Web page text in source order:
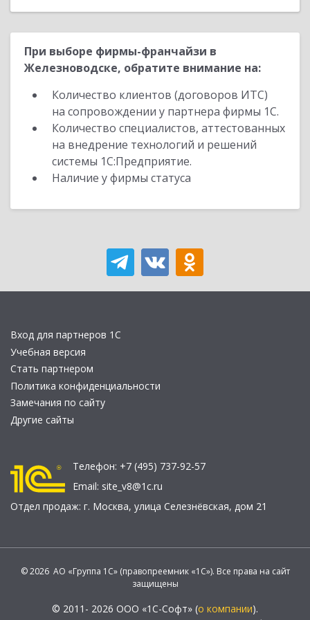
При выборе фирмы-франчайзи в
Железноводске, обратите внимание на:
Количество клиентов (договоров ИТС)
на сопровождении у партнера фирмы 1С.
Количество специалистов, аттестованных
на внедрение технологий и решений
системы 1С:Предприятие.
Наличие у фирмы статуса
Вход для партнеров 1С
Учебная версия
Стать партнером
Политика конфиденциальности
Замечания по сайту
Другие сайты
Телефон: +7 (495) 737-92-57
Email: site_v8@1c.ru
Отдел продаж: г. Москва, улица Селезнёвская, дом 21
© 2026 АО «Группа 1С» (правопреемник «1С»). Все права на сайт
защищены
© 2011- 2026 ООО «1С-Софт» (о компании).